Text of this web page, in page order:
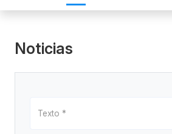
Noticias